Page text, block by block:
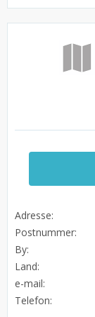
Adresse:
Postnummer:
By:
Land:
e-mail:
Telefon: